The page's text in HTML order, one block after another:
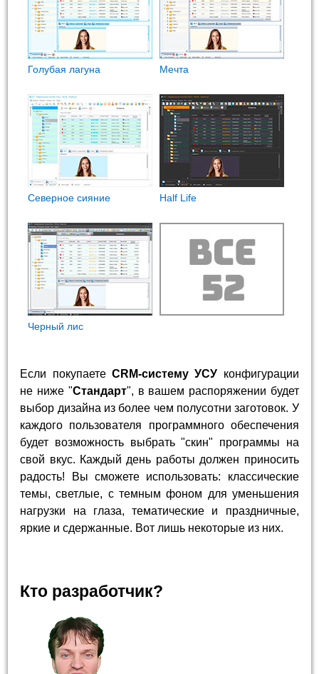
Голубая лагуна Мечта
Северное сияние Half Life
Черный лис
Если покупаете CRM-систему УСУ конфигурации
не ниже "Стандарт", в вашем распоряжении будет
выбор дизайна из более чем полусотни заготовок. У
каждого пользователя программного обеспечения
будет возможность выбрать "скин" программы на
свой вкус. Каждый день работы должен приносить
радость! Вы сможете использовать: классические
темы, светлые, с темным фоном для уменьшения
нагрузки на глаза, тематические и праздничные,
яркие и сдержанные. Вот лишь некоторые из них.
Кто разработчик?